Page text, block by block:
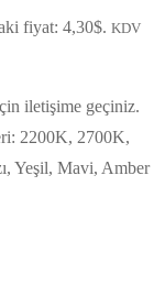
fiyat: 4,30$. KDV
iletişime geçiniz.
2200K, 2700K,
Yeşil, Mavi, Amber